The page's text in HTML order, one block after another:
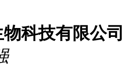
科技有限公司